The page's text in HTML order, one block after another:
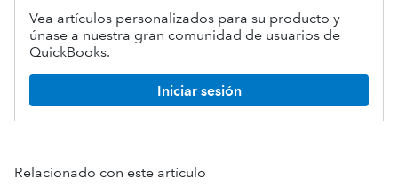
Vea artículos personalizados para su producto y
únase a nuestra gran comunidad de usuarios de
QuickBooks.
Iniciar sesión
Relacionado con este artículo